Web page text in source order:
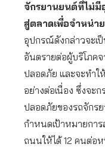
จักรยานยนต์ที่ไม่
สู่ตลาดเพื่อจำหน่า
อุปกรณ์ดังกล่าวจะเ
อันตรายต่อผู้บริโภค
ปลอดภัย และจะทำใ
อย่างต่อเนื่อง ซึ่งจะ
ปลอดภัยของรถจักร
กำหนดเป้าหมายการ
ถนนให้ได้ 12 คนต่อ